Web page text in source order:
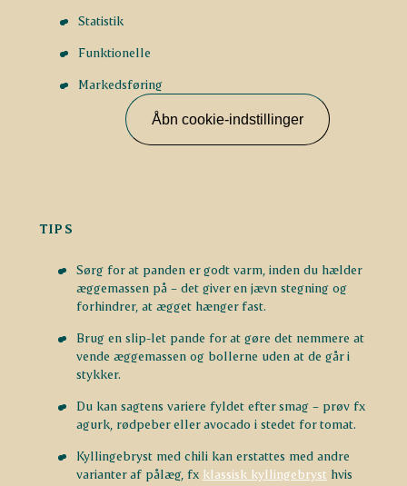
Statistik
Funktionelle
Markedsføring
Åbn cookie-indstillinger
TIPS
Sørg for at panden er godt varm, inden du hælder
æggemassen på – det giver en jævn stegning og
forhindrer, at ægget hænger fast.
Brug en slip-let pande for at gøre det nemmere at
vende æggemassen og bollerne uden at de går i
stykker.
Du kan sagtens variere fyldet efter smag – prøv fx
agurk, rødpeber eller avocado i stedet for tomat.
Kyllingebryst med chili kan erstattes med andre
varianter af pålæg, fx klassisk kyllingebryst hvis